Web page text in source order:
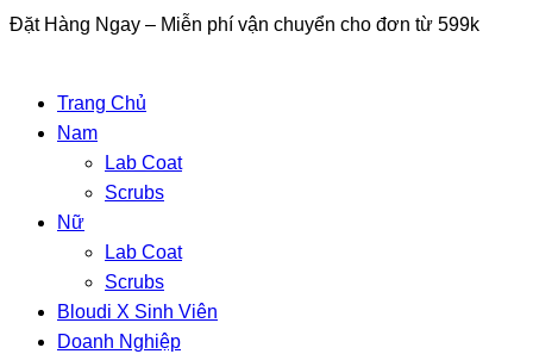
Skip
Đặt Hàng Ngay – Miễn phí vận chuyển cho đơn từ 599k
Trang Chủ
Nam
Lab Coat
Scrubs
Nữ
Lab Coat
Scrubs
Bloudi X Sinh Viên
Doanh Nghiệp